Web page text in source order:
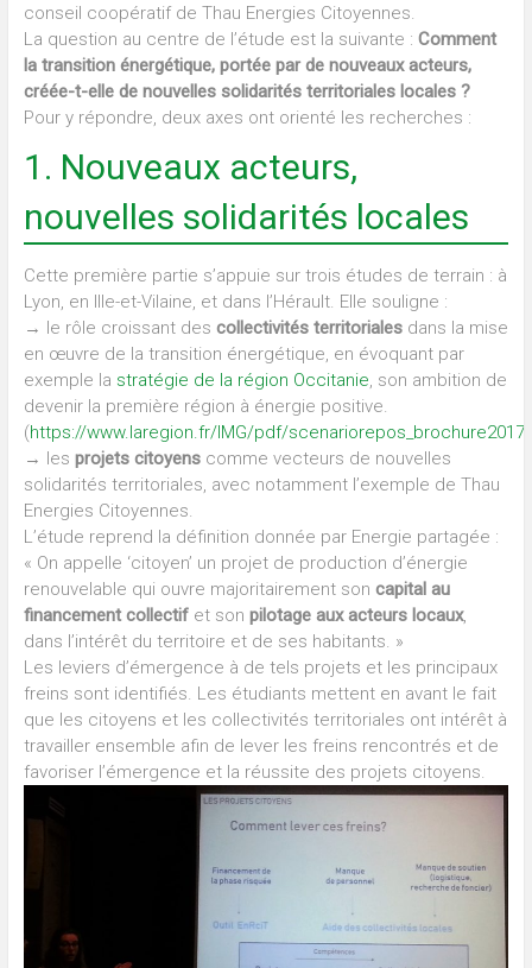
conseil coopératif de Thau Energies Citoyennes.
La question au centre de l’étude est la suivante : Comment
la transition énergétique, portée par de nouveaux acteurs,
créée-t-elle de nouvelles solidarités territoriales locales ?
Pour y répondre, deux axes ont orienté les recherches :
1. Nouveaux acteurs,
nouvelles solidarités locales
Cette première partie s’appuie sur trois études de terrain : à
Lyon, en Ille-et-Vilaine, et dans l’Hérault. Elle souligne :
→ le rôle croissant des collectivités territorialesdans la mise
en œuvre de la transition énergétique, en évoquant par
exemple la stratégie de la région Occitanie, son ambition de
devenir la première région à énergie positive.
(https://www.laregion.fr/IMG/pdf/
→ les projets citoyenscomme vecteurs de nouvelles
solidarités territoriales, avec notamment l’exemple de Thau
Energies Citoyennes.
L’étude reprend la définition donnée par Energie partagée :
« On appelle ‘citoyen’ un projet de production d’énergie
renouvelable qui ouvre majoritairement son capital au
financement collectifet son pilotage aux acteurs locaux,
dans l’intérêt du territoire et de ses habitants. »
Les leviers d’émergence à de tels projets et les principaux
freins sont identifiés. Les étudiants mettent en avant le fait
que les citoyens et les collectivités territoriales ont intérêt à
travailler ensemble afin de lever les freins rencontrés et de
favoriser l’émergence et la réussite des projets citoyens.